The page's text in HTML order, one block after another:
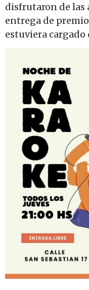
disfrutaron de las
entrega de
estuviera cargado